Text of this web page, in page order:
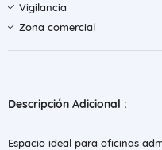
Vigilancia
Zona comercial
Descripción Adicional :
Espacio ideal para oficinas